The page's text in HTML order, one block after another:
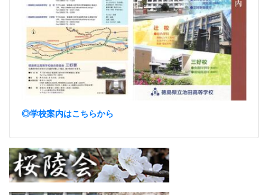
◎学校案内はこちらから